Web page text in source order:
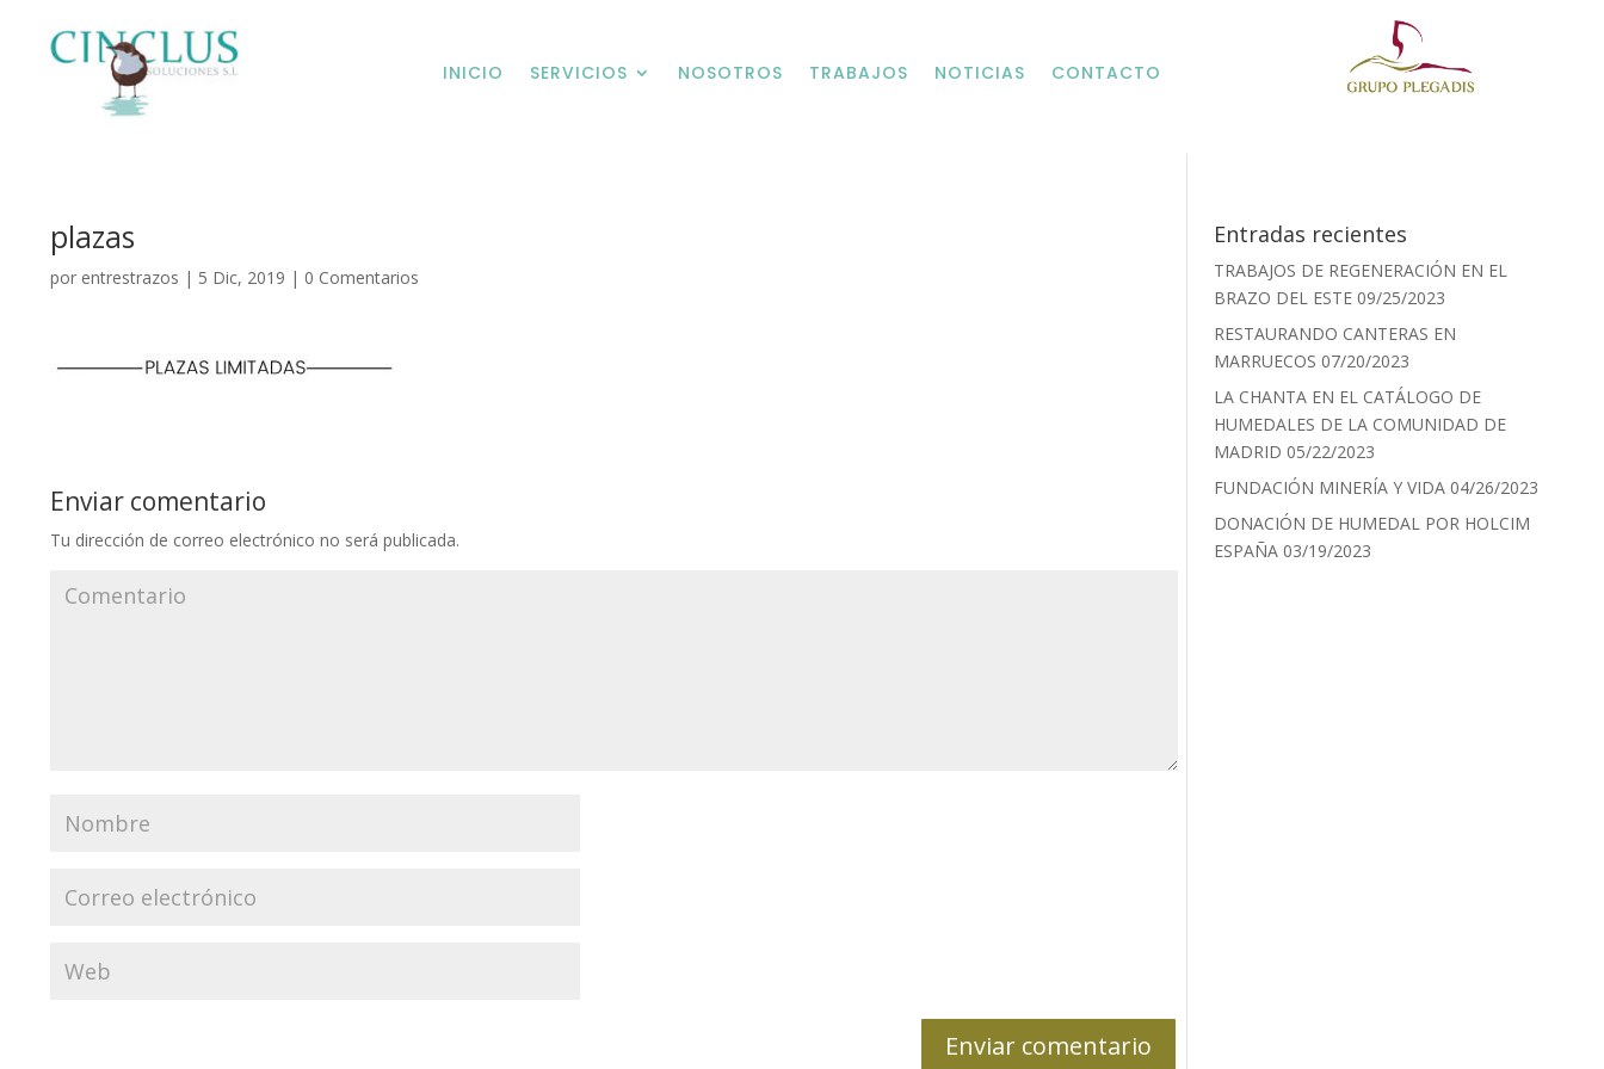
INICIO SERVICIOS NOSOTROS TRABAJOS NOTICIAS CONTACTO
plazas
por entrestrazos | 5 Dic, 2019 | 0 Comentarios
Enviar comentario
Tu dirección de correo electrónico no será publicada.
Entradas recientes
TRABAJOS DE REGENERACIÓN EN EL
BRAZO DEL ESTE 09/25/2023
RESTAURANDO CANTERAS EN
MARRUECOS 07/20/2023
LA CHANTA EN EL CATÁLOGO DE
HUMEDALES DE LA COMUNIDAD DE
MADRID 05/22/2023
FUNDACIÓN MINERÍA Y VIDA 04/26/2023
DONACIÓN DE HUMEDAL POR HOLCIM
ESPAÑA 03/19/2023